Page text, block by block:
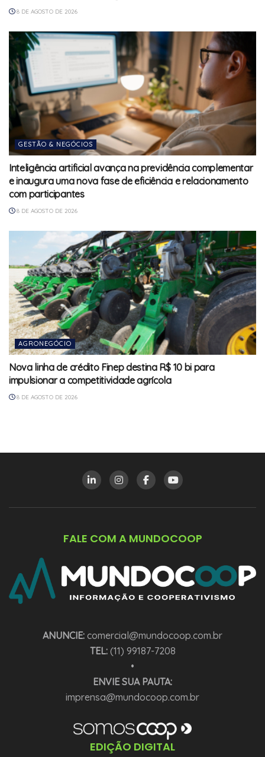
8 DE AGOSTO DE 2026
GESTÃO & NEGÓCIOS
Inteligência artificial avança na previdência complementar
e inaugura uma nova fase de eficiência e relacionamento
com participantes
8 DE AGOSTO DE 2026
AGRONEGÓCIO
Nova linha de crédito Finep destina R$ 10 bi para
impulsionar a competitividade agrícola
8 DE AGOSTO DE 2026
FALE COM A MUNDOCOOP
ANUNCIE: comercial@mundocoop.com.br
TEL:(11) 99187-7208
•
ENVIE SUA PAUTA:
imprensa@mundocoop.com.br
EDIÇÃO DIGITAL